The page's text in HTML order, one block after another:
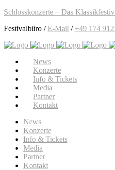
Schlosskonzerte – Das
Festivalbüro /E-Mail / +49 174
News
Konzerte
Info & Tickets
Media
Partner
Kontakt
News
Konzerte
Info & Tickets
Media
Partner
Kontakt